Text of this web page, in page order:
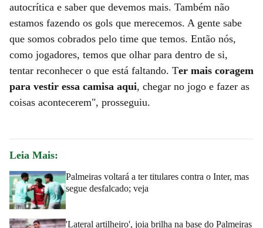
autocrítica e saber que devemos mais. Também não
estamos fazendo os gols que merecemos. A gente sabe
que somos cobrados pelo time que temos. Então nós,
como jogadores, temos que olhar para dentro de si,
tentar reconhecer o que está faltando. Ter mais coragem
para vestir essa camisa aqui, chegar no jogo e fazer as
coisas acontecerem", prosseguiu.
Leia Mais:
Palmeiras voltará a ter titulares contra o Inter, mas
segue desfalcado; veja
'Lateral artilheiro', joia brilha na base do Palmeiras